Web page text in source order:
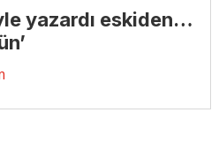
yazardı eskiden…